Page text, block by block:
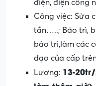
điện, điện công
Công việc: Sửa
tần…..; Bảo trì,
bảo trì,làm các
đạo của cấp
Lương: 13-